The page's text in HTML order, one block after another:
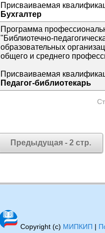
Присваиваемая
Бухгалтер
Программа
"Библиотечно-
образовательных
общего и среднего
Присваиваемая
Педагог-библиотекарь
Предыдущая - 2 стр.
Copyright (c) МИПКИП |